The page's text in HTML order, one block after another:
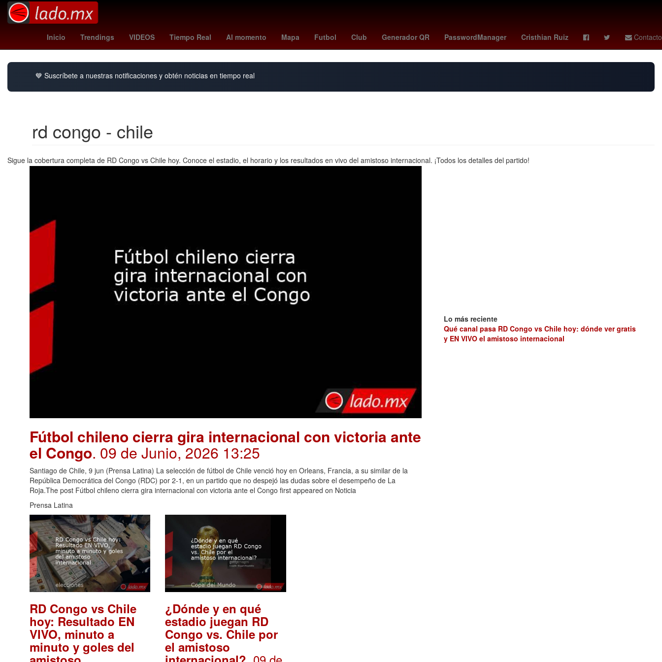
Inicio Trendings VIDEOS Tiempo Real Al momento Mapa Futbol Club Generador QR PasswordManager Cristhian Ruiz Contacto
Litio Agresión phillies 26 de marzo toluca vs santos Germán Berterame Rogelio Funes Mori mexico vs Star Wars Puebla de Zaragoza
💙 Suscríbete a nuestras notificaciones y obtén noticias en tiempo real
rd congo - chile
Sigue la cobertura completa de RD Congo vs Chile hoy. Conoce el estadio, el horario y los resultados en vivo del amistoso internacional. ¡Todos los detalles del partido!
Fútbol chileno cierra gira internacional con victoria ante
el Congo. 09 de Junio, 2026 13:25
Santiago de Chile, 9 jun (Prensa Latina) La selección de fútbol de Chile venció hoy en Orleans, Francia, a su similar de la
República Democrática del Congo (RDC) por 2-1, en un partido que no despejó las dudas sobre el desempeño de La
Roja.The post Fútbol chileno cierra gira internacional con victoria ante el Congo first appeared on Noticia
Prensa Latina
RD Congo vs Chile
hoy: Resultado EN
VIVO, minuto a
minuto y goles del
¿Dónde y en qué
estadio juegan RD
Congo vs. Chile por
el amistoso
Lo más reciente
Qué canal pasa RD Congo vs Chile hoy: dónde ver gratis
y EN VIVO el amistoso internacional